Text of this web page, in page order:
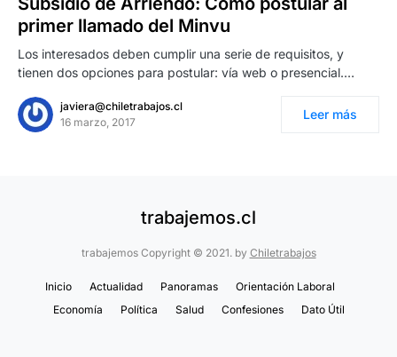
primer llamado del Minvu
Los interesados deben cumplir una serie de requisitos, y
tienen dos opciones para postular: vía web o presencial.…
javiera@chiletrabajos.cl
16 marzo, 2017
Leer más
trabajemos.cl
trabajemos Copyright © 2021. by Chiletrabajos
Inicio Actualidad Panoramas
Orientación Laboral
Economía
Política Salud Confesiones Dato Útil